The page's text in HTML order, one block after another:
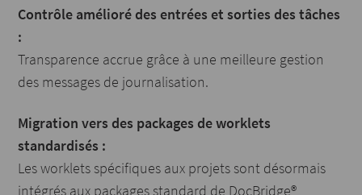
Contrôle amélioré des entrées et sorties des tâches
:
Transparence accrue grâce à une meilleure gestion
des messages de journalisation.
Migration vers des packages de worklets
standardisés :
Les worklets spécifiques aux projets sont désormais
intégrés aux packages standard de DocBridge®